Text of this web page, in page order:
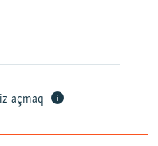
açmaq